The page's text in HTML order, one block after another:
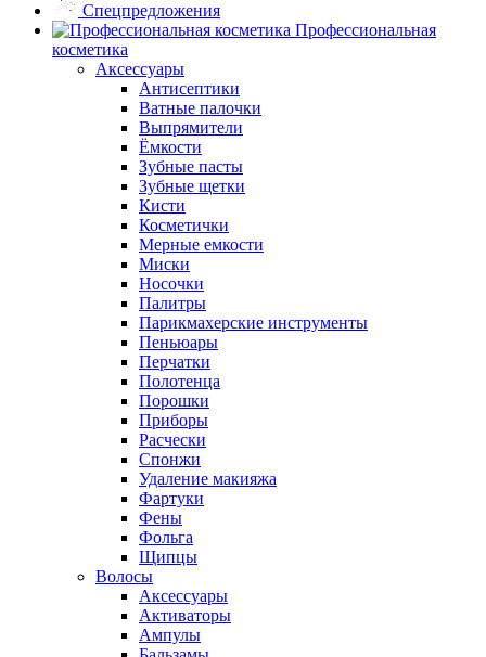
Спецпредложения
Профессиональная
косметика
Аксессуары
Антисептики
Ватные палочки
Выпрямители
Ёмкости
Зубные пасты
Зубные щетки
Кисти
Косметички
Мерные емкости
Миски
Носочки
Палитры
Парикмахерские инструменты
Пеньюары
Перчатки
Полотенца
Порошки
Приборы
Расчески
Спонжи
Удаление макияжа
Фартуки
Фены
Фольга
Щипцы
Волосы
Аксессуары
Активаторы
Ампулы